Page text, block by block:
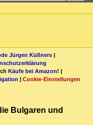
Jürgen Küßners |
Käufe bei Amazon! |
| Cookie-Einstellungen
Bulgaren und